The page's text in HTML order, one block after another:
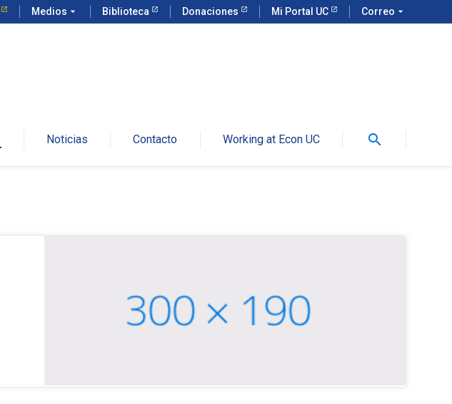
Medios arrow_drop_down Biblioteca Donaciones Mi Portal UC Correo arrow_drop_down
Noticias Contacto Working at Econ UC search